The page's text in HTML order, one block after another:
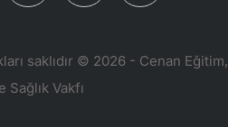
saklıdır © 2026 - Cenan Eğitim,
Sağlık Vakfı